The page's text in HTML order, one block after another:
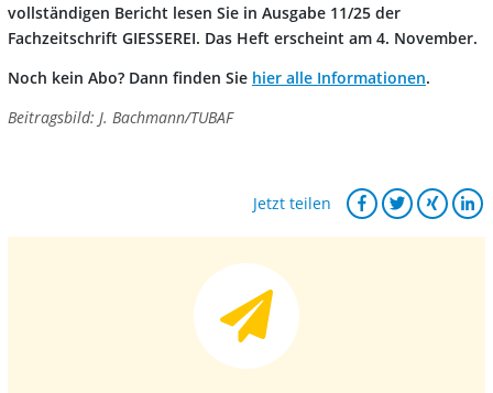
vollständigen Bericht lesen Sie in Ausgabe 11/25 der
Fachzeitschrift GIESSEREI. Das Heft erscheint am 4. November.
Noch kein Abo? Dann finden Sie hier alle Informationen.
Beitragsbild: J. Bachmann/TUBAF
Jetzt teilen